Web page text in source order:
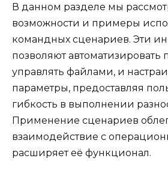
В данном разделе мы
возможности и примеры
командных сценариев. Эти
позволяют автоматизировать
управлять файлами, и
параметры, предоставляя
гибкость в выполнении
Применение сценариев
взаимодействие с
расширяет её функционал.